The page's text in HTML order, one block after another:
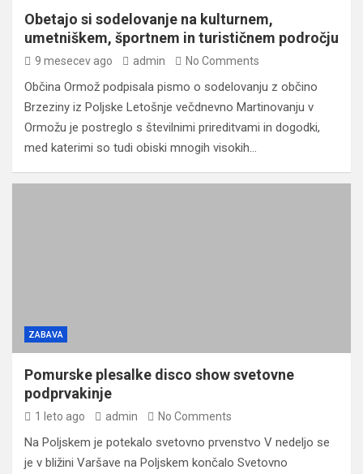
Obetajo si sodelovanje na kulturnem,
umetniškem, športnem in turističnem področju
9 mesecev ago admin No Comments
Občina Ormož podpisala pismo o sodelovanju z občino
Brzeziny iz Poljske Letošnje večdnevno Martinovanju v
Ormožu je postreglo s številnimi prireditvami in dogodki,
med katerimi so tudi obiski mnogih visokih…
ZABAVA
Pomurske plesalke disco show svetovne
podprvakinje
1 leto ago admin No Comments
Na Poljskem je potekalo svetovno prvenstvo V nedeljo se
je v bližini Varšave na Poljskem končalo Svetovno